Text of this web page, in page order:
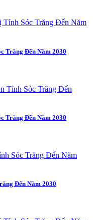
Trăng Đến Năm 2030
Trăng Đến Năm 2030
Đến Năm 2030